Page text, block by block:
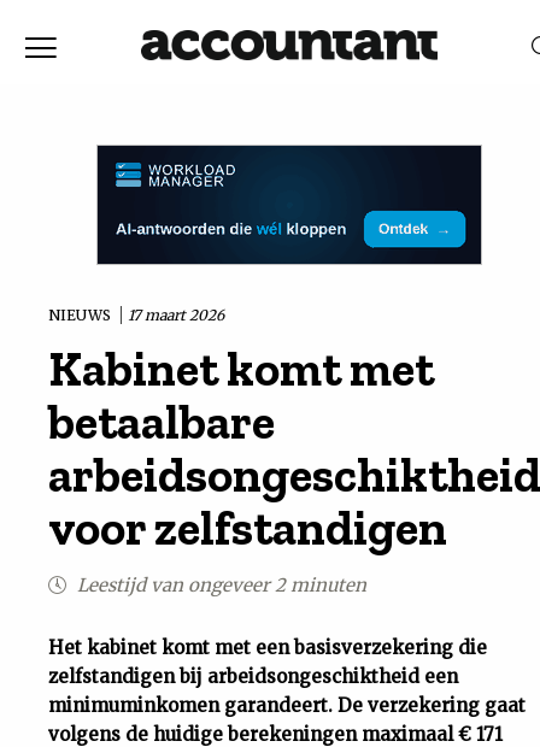
Vaktechniek
Achtergrond
Uit
Feiten
NIEUWS 17 maart 2026
Kabinet komt met
betaalbare
voor zelfstandigen
Leestijd van ongeveer 2 minuten
Het kabinet komt met een basisverzekering die
zelfstandigen bij arbeidsongeschiktheid een
minimuminkomen garandeert. De verzekering gaat
volgens de huidige berekeningen maximaal € 171